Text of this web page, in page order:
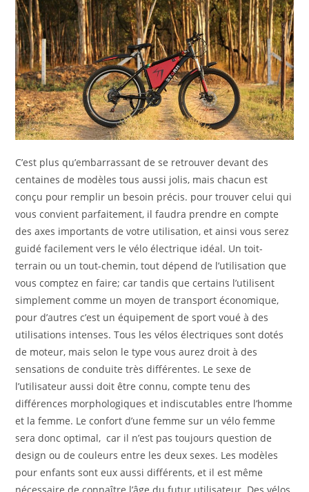
C’est plus qu’embarrassant de se retrouver devant des
centaines de modèles tous aussi jolis, mais chacun est
conçu pour remplir un besoin précis. pour trouver celui qui
vous convient parfaitement, il faudra prendre en compte
des axes importants de votre utilisation, et ainsi vous serez
guidé facilement vers le vélo électrique idéal. Un toit-
terrain ou un tout-chemin, tout dépend de l’utilisation que
vous comptez en faire; car tandis que certains l’utilisent
simplement comme un moyen de transport économique,
pour d’autres c’est un équipement de sport voué à des
utilisations intenses. Tous les vélos électriques sont dotés
de moteur, mais selon le type vous aurez droit à des
sensations de conduite très différentes. Le sexe de
l’utilisateur aussi doit être connu, compte tenu des
différences morphologiques et indiscutables entre l’homme
et la femme. Le confort d’une femme sur un vélo femme
sera donc optimal, car il n’est pas toujours question de
design ou de couleurs entre les deux sexes. Les modèles
pour enfants sont eux aussi différents, et il est même